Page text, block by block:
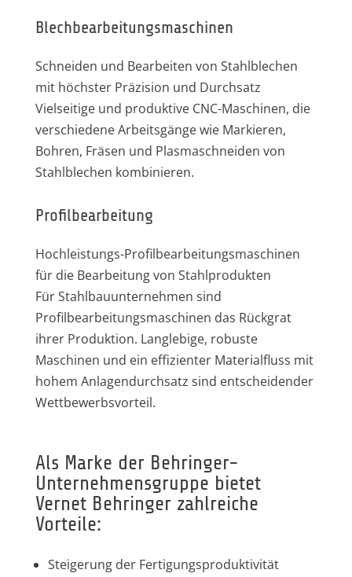
Blechbearbeitungsmaschinen
Schneiden und Bearbeiten von Stahlblechen
mit höchster Präzision und Durchsatz
Vielseitige und produktive CNC-Maschinen, die
verschiedene Arbeitsgänge wie Markieren,
Bohren, Fräsen und Plasmaschneiden von
Stahlblechen kombinieren.
Profilbearbeitung
Hochleistungs-Profilbearbeitungsmaschinen
für die Bearbeitung von Stahlprodukten
Für Stahlbauunternehmen sind
Profilbearbeitungsmaschinen das Rückgrat
ihrer Produktion. Langlebige, robuste
Maschinen und ein effizienter Materialfluss mit
hohem Anlagendurchsatz sind entscheidender
Wettbewerbsvorteil.
Als Marke der Behringer-
Unternehmensgruppe bietet
Vernet Behringer zahlreiche
Vorteile:
Steigerung der Fertigungsproduktivität